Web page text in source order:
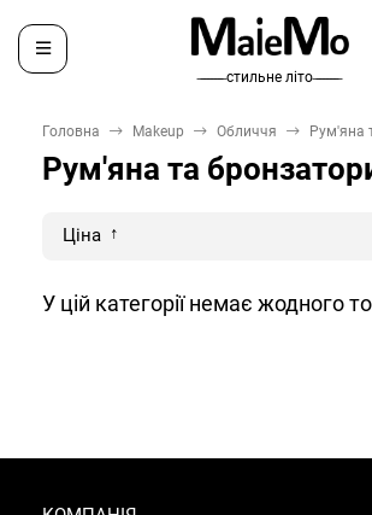
̶ ̶ ̶ ̶ ̶ ̶ ̶ стильне літо ̶ ̶ ̶ ̶ ̶ ̶ ̶
Головна Makeup Обличчя Рум'яна
Рум'яна та
Ціна
У цій категорії немає жодного